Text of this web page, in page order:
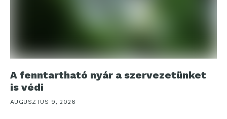
A fenntartható nyár a szervezetünket
is védi
AUGUSZTUS 9, 2026